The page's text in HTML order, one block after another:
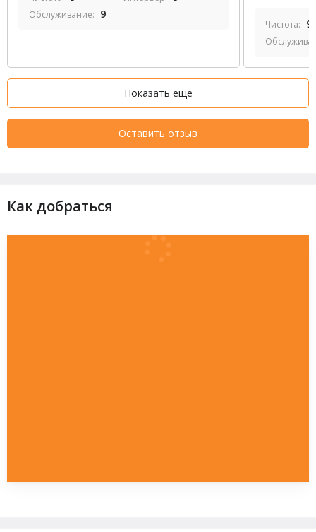
Обслуживание: 9
Чистота: 9
Показать еще
Оставить отзыв
Как добраться